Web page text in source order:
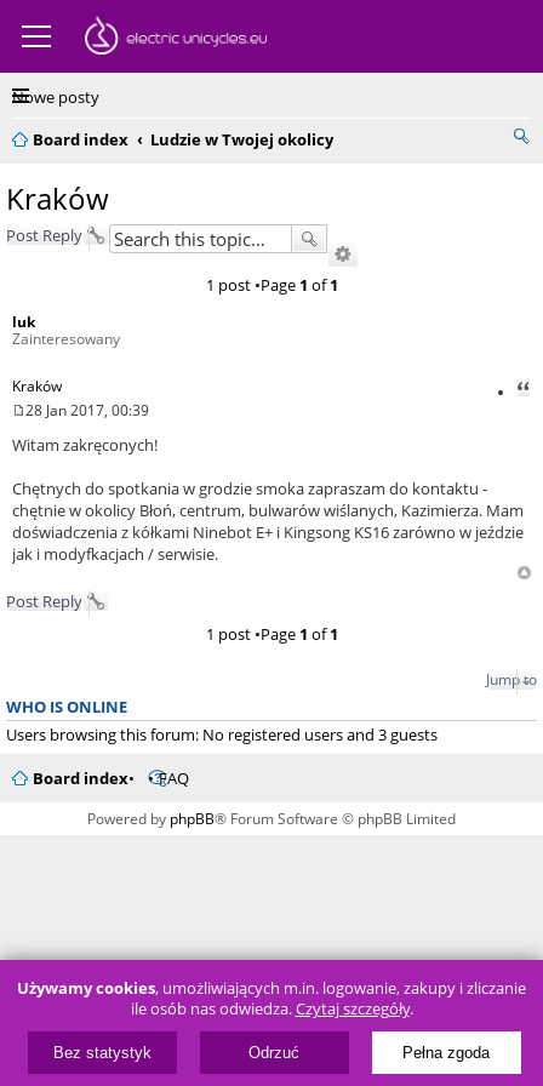
Nowe posty
Board index
Ludzie w Twojej okolicy
Kraków
Post Reply
1 post •Page 1 of1
luk
Zainteresowany
Kraków
Post
28 Jan 2017, 00:39
Witam zakręconych!
Chętnych do spotkania w grodzie smoka zapraszam do kontaktu -
chętnie w okolicy Błoń, centrum, bulwarów wiślanych, Kazimierza. Mam
doświadczenia z kółkami Ninebot E+ i Kingsong KS16 zarówno w jeździe
jak i modyfkacjach / serwisie.
Post Reply
1 post •Page 1 of1
Jump to
WHO IS ONLINE
Users browsing this forum: No registered users and 3 guests
Board index
FAQ
Powered by phpBB® Forum Software © phpBB Limited
Używamy cookies, umożliwiających m.in. logowanie, zakupy i zliczanie
ile osób nas odwiedza.Czytaj szczegóły.
Bez statystyk Odrzuć Pełna zgoda